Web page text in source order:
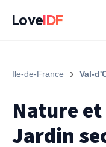
LoveIDF
Ile-de-France › Val-
Nature
Jardin